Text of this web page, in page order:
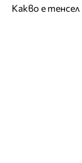
Какво е тенсел